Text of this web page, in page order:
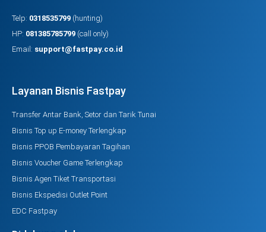
Telp: 0318535799 (hunting)
HP: 081385785799 (call only)
Email: support@fastpay.co.id
Layanan Bisnis Fastpay
Transfer Antar Bank, Setor dan Tarik Tunai
Bisnis Top up E-money Terlengkap
Bisnis PPOB Pembayaran Tagihan
Bisnis Voucher Game Terlengkap
Bisnis Agen Tiket Transportasi
Bisnis Ekspedisi Outlet Point
EDC Fastpay